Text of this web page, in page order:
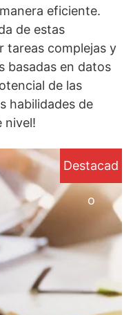
eficiente.
de estas
tareas complejas y
basadas en datos
de las
habilidades de
nivel!
Destacad
o